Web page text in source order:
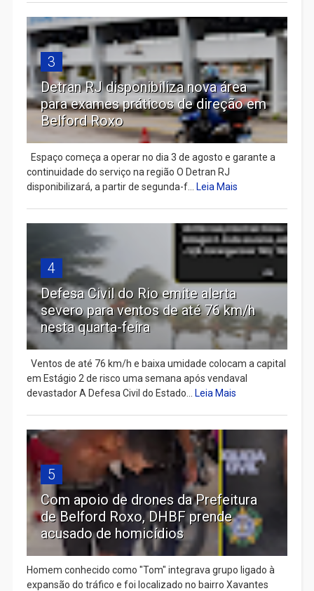
3
Detran RJ disponibiliza nova área
para exames práticos de direção em
Belford Roxo
Espaço começa a operar no dia 3 de agosto e garante a
continuidade do serviço na região O Detran RJ
disponibilizará, a partir de segunda-f...
Leia Mais
4
Defesa Civil do Rio emite alerta
severo para ventos de até 76 km/h
nesta quarta-feira
Ventos de até 76 km/h e baixa umidade colocam a capital
em Estágio 2 de risco uma semana após vendaval
devastador A Defesa Civil do Estado...
Leia Mais
5
Com apoio de drones da Prefeitura
de Belford Roxo, DHBF prende
acusado de homicídios
Homem conhecido como "Tom" integrava grupo ligado à
expansão do tráfico e foi localizado no bairro Xavantes